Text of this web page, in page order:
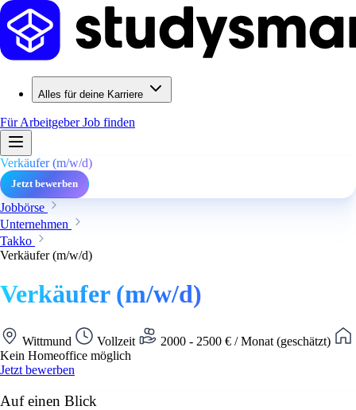
Alles für deine Karriere
Für ArbeitgeberJob finden
Verkäufer (m/w/d)
Jetzt bewerben
Jobbörse
Unternehmen
Takko
Verkäufer (m/w/d)
Verkäufer (m/w/d)
Wittmund Vollzeit
2000 - 2500 € / Monat (geschätzt)
Kein Homeoffice möglich
Jetzt bewerben
Auf einen Blick